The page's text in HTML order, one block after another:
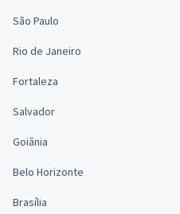
São Paulo
Rio de Janeiro
Fortaleza
Salvador
Goiânia
Belo Horizonte
Brasília